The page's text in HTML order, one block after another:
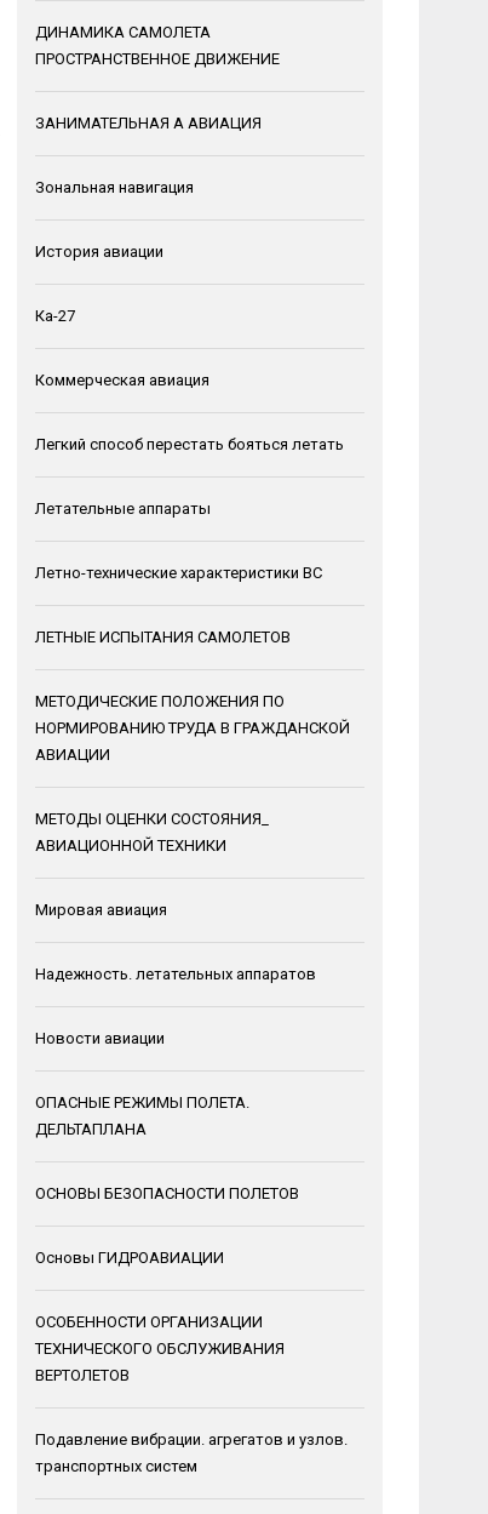
ДИНАМИКА САМОЛЕТА
ПРОСТРАНСТВЕННОЕ ДВИЖЕНИЕ
ЗАНИМАТЕЛЬНАЯ А АВИАЦИЯ
Зональная навигация
История авиации
Ка-27
Коммерческая авиация
Легкий способ перестать бояться летать
Летательные аппараты
Летно-технические характеристики ВС
ЛЕТНЫЕ ИСПЫТАНИЯ САМОЛЕТОВ
МЕТОДИЧЕСКИЕ ПОЛОЖЕНИЯ ПО
НОРМИРОВАНИЮ ТРУДА В ГРАЖДАНСКОЙ
АВИАЦИИ
МЕТОДЫ ОЦЕНКИ СОСТОЯНИЯ_
АВИАЦИОННОЙ ТЕХНИКИ
Мировая авиация
Надежность. летательных аппаратов
Новости авиации
ОПАСНЫЕ РЕЖИМЫ ПОЛЕТА.
ДЕЛЬТАПЛАНА
ОСНОВЫ БЕЗОПАСНОСТИ ПОЛЕТОВ
Основы ГИДРОАВИАЦИИ
ОСОБЕННОСТИ ОРГАНИЗАЦИИ
ТЕХНИЧЕСКОГО ОБСЛУЖИВАНИЯ
ВЕРТОЛЕТОВ
Подавление вибрации. агрегатов и узлов.
транспортных систем